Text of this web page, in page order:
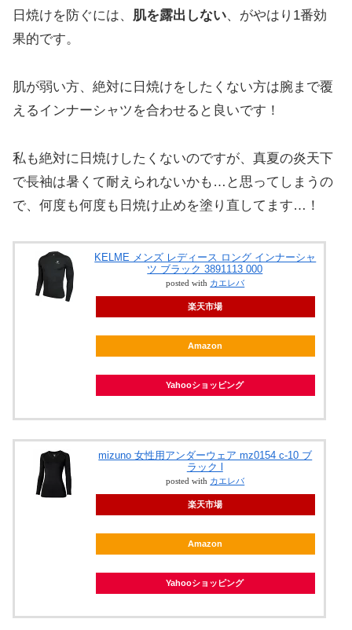
日焼けを防ぐには、 肌を露出しない、がやはり1番効
果的です。
肌が弱い方、絶対に日焼けをしたくない方は腕まで覆
えるインナーシャツを合わせると良いです！
私も絶対に日焼けしたくないのですが、真夏の炎天下
で長袖は暑くて耐えられないかも…と思ってしまうの
で、何度も何度も日焼け止めを塗り直してます…！
KELME メンズ レディース ロング インナーシャ
ツ ブラック 3891113 000
posted with カエレバ
楽天市場
Amazon
Yahooショッピング
mizuno 女性用アンダーウェア mz0154 c-10 ブ
ラック l
posted with カエレバ
楽天市場
Amazon
Yahooショッピング